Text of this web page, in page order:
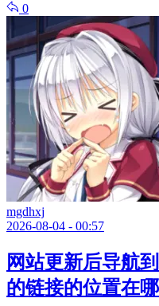
0
mgdhxj
2026-08-04 - 00:57
网站更新后导航
的链接的位置在